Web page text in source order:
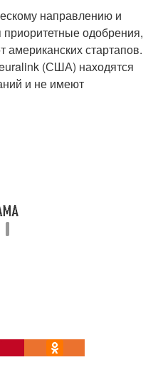
направлению и
одобрения,
американских стартапов.
(США) находятся
и не имеют